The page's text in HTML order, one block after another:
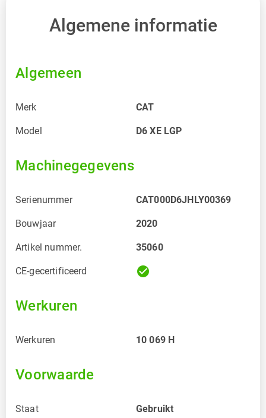
Algemene informatie
Algemeen
Merk CAT
Model D6 XE LGP
Machinegegevens
Serienummer CAT000D6JHLY00369
Bouwjaar 2020
Artikel nummer. 35060
CE-gecertificeerd check_circle
Werkuren
Werkuren 10 069 H
Voorwaarde
Staat Gebruikt